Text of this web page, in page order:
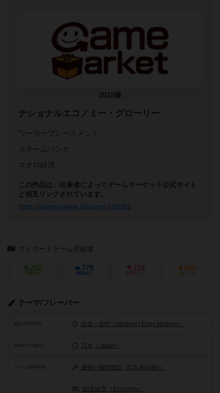
2019春
ナショナルエコノミー・グローリー
ワーカープレースメント
スチームパンク
マクロ経済
この作品は、出展者によってゲームマーケット公式サイト
と相互リンクされています。
https://gamemarket.jp/game/128281
マイボードゲーム登録者
282
興味あり
779
経験あり
214
お気に入り
605
持ってる
テーマ/フレーバー
舞台の時代背景 近世～近代（Modern / Early Modern）
地域や文化圏など 日本（Japan）
ゲームの基本目的 建物や都市建設（City Builder）
経済/経営（Economy）